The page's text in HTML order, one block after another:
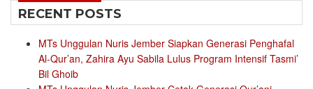
RECENT POSTS
MTs Unggulan Nuris Jember Siapkan Generasi Penghafal
Al-Qur’an, Zahira Ayu Sabila Lulus Program Intensif Tasmi’
Bil Ghoib